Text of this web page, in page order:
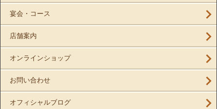
宴会・コース
店舗案内
オンラインショップ
お問い合わせ
オフィシャルブログ